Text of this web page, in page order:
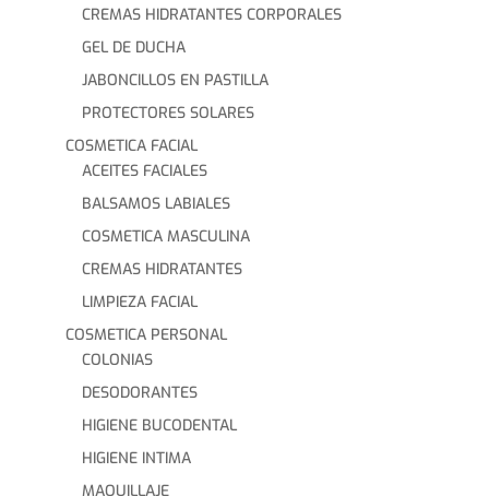
CREMAS HIDRATANTES CORPORALES
GEL DE DUCHA
JABONCILLOS EN PASTILLA
PROTECTORES SOLARES
COSMETICA FACIAL
ACEITES FACIALES
BALSAMOS LABIALES
COSMETICA MASCULINA
CREMAS HIDRATANTES
LIMPIEZA FACIAL
COSMETICA PERSONAL
COLONIAS
DESODORANTES
HIGIENE BUCODENTAL
HIGIENE INTIMA
MAQUILLAJE